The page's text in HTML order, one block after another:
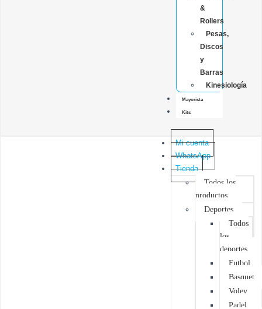
&
Rollers
Pesas,
Discos
y
Barras
Kinesiología
Mayorista
Kits
Mi cuenta
WhatsApp
Tienda
Todos los
productos
Deportes
Todos
los
deportes
Futbol
Basquet
Voley
Padel